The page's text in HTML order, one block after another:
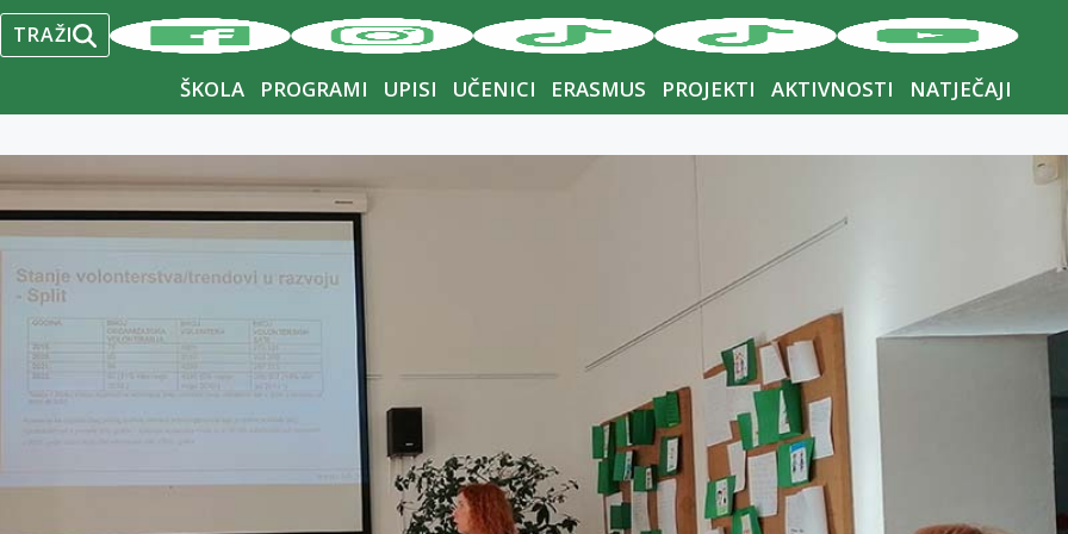
TRAŽI
ŠKOLA PROGRAMI UPISI UČENICI ERASMUS PROJEKTI AKTIVNOSTI NATJEČAJI
« Sep
2 3 4
9
10
16
17 18 19 20 21
22
23
30
31